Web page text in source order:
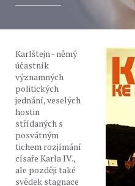
Karlštejn - němý
účastník
významných
politických
jednání, veselých
hostin
střídaných s
posvátným
tichem rozjímání
císaře Karla IV.,
ale později také
svědek stagnace